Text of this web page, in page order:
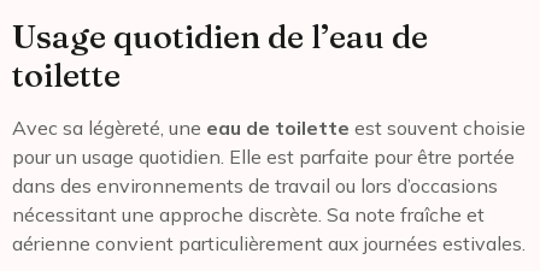
Usage quotidien de l’eau de
toilette
Avec sa légèreté, une eau de toilette est souvent choisie
pour un usage quotidien. Elle est parfaite pour être portée
dans des environnements de travail ou lors d’occasions
nécessitant une approche discrète. Sa note fraîche et
aérienne convient particulièrement aux journées estivales.